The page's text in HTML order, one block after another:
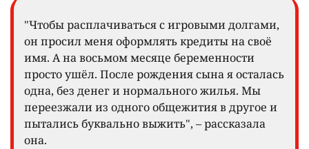
"Чтобы расплачиваться с игровыми долгами,
он просил меня оформлять кредиты на своё
имя. А на восьмом месяце беременности
просто ушёл. После рождения сына я осталась
одна, без денег и нормального жилья. Мы
переезжали из одного общежития в другое и
пытались буквально выжить", – рассказала
она.